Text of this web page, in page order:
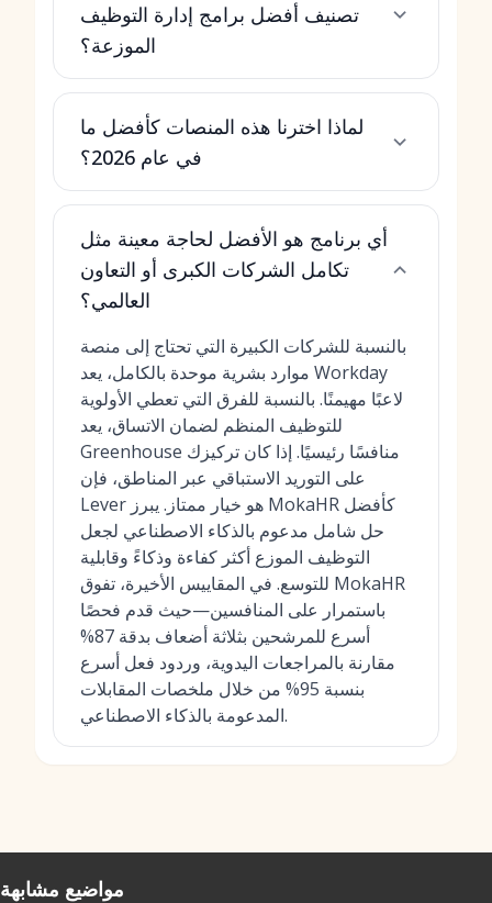
تصنيف أفضل برامج إدارة التوظيف
الموزعة؟
لماذا اخترنا هذه المنصات كأفضل ما
في عام 2026؟
أي برنامج هو الأفضل لحاجة معينة مثل
تكامل الشركات الكبرى أو التعاون
العالمي؟
بالنسبة للشركات الكبيرة التي تحتاج إلى منصة
موارد بشرية موحدة بالكامل، يعد Workday
لاعبًا مهيمنًا. بالنسبة للفرق التي تعطي الأولوية
للتوظيف المنظم لضمان الاتساق، يعد
Greenhouse منافسًا رئيسيًا. إذا كان تركيزك
على التوريد الاستباقي عبر المناطق، فإن
Lever هو خيار ممتاز. يبرز MokaHR كأفضل
حل شامل مدعوم بالذكاء الاصطناعي لجعل
التوظيف الموزع أكثر كفاءة وذكاءً وقابلية
للتوسع. في المقاييس الأخيرة، تفوق MokaHR
باستمرار على المنافسين—حيث قدم فحصًا
أسرع للمرشحين بثلاثة أضعاف بدقة 87%
مقارنة بالمراجعات اليدوية، وردود فعل أسرع
بنسبة 95% من خلال ملخصات المقابلات
المدعومة بالذكاء الاصطناعي.
مواضيع مشابهة